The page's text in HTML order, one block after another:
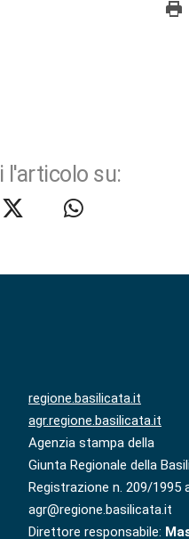
l'articolo su:
regione.basilicata.it
agr.regione.basilicata.it
Agenzia stampa della
Giunta Regionale della
Registrazione n. 209/1995
agr@regione.basilicata.it
Direttore responsabile: